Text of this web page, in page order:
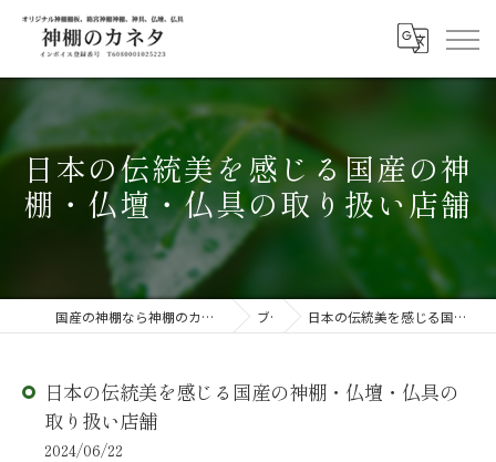
日本の伝統美を感じる国産の神
棚・仏壇・仏具の取り扱い店舗
国産の神棚なら神棚のカネタ ～日々のしあわせを感じる物を～ ブログ 日本の伝統美を感じる国産の神棚・仏壇・仏具の取り扱い店舗
日本の伝統美を感じる国産の神棚・仏壇・仏具の
取り扱い店舗
2024/06/22